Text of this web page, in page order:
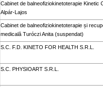
Cabinet de balneofiziokinetoterapie Kinetic
Alpár-Lajos
Cabinet de balneofiziokinetoterapie și
medicală Turóczi Anita (suspendat)
S.C. F.D. KINETO FOR HEALTH S.R.L.
S.C. PHYSIOART S.R.L.